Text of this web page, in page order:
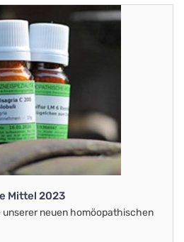
Mittel 2023
unserer neuen homöopathischen